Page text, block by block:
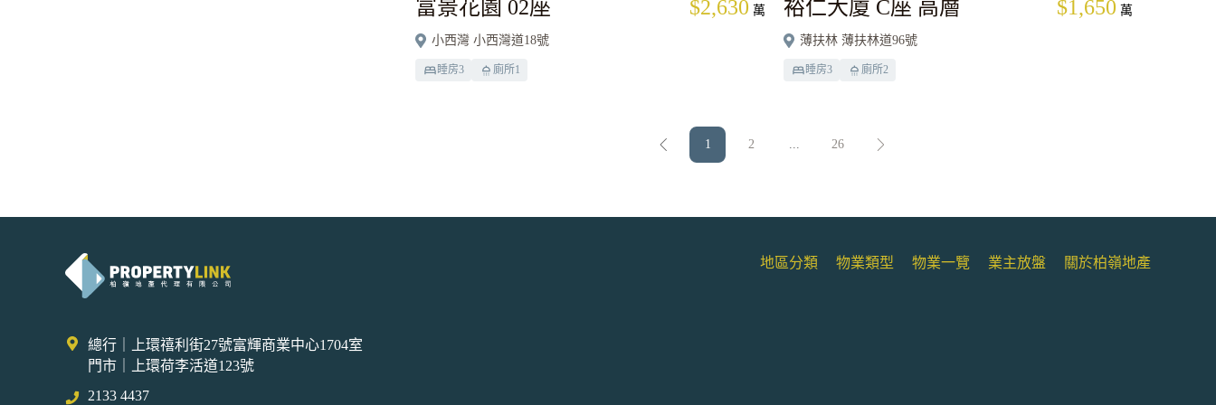
富景花園 02座 $2,630 萬
小西灣 小西灣道18號
睡房3 廁所1
裕仁大廈 C座 高層 $1,650 萬
薄扶林 薄扶林道96號
睡房3 廁所2
1 2 ... 26
總行｜上環禧利街27號富輝商業中心1704室
門市｜上環荷李活道123號
2133 4437
地區分類 物業類型 物業一覽 業主放盤 關於柏嶺地產